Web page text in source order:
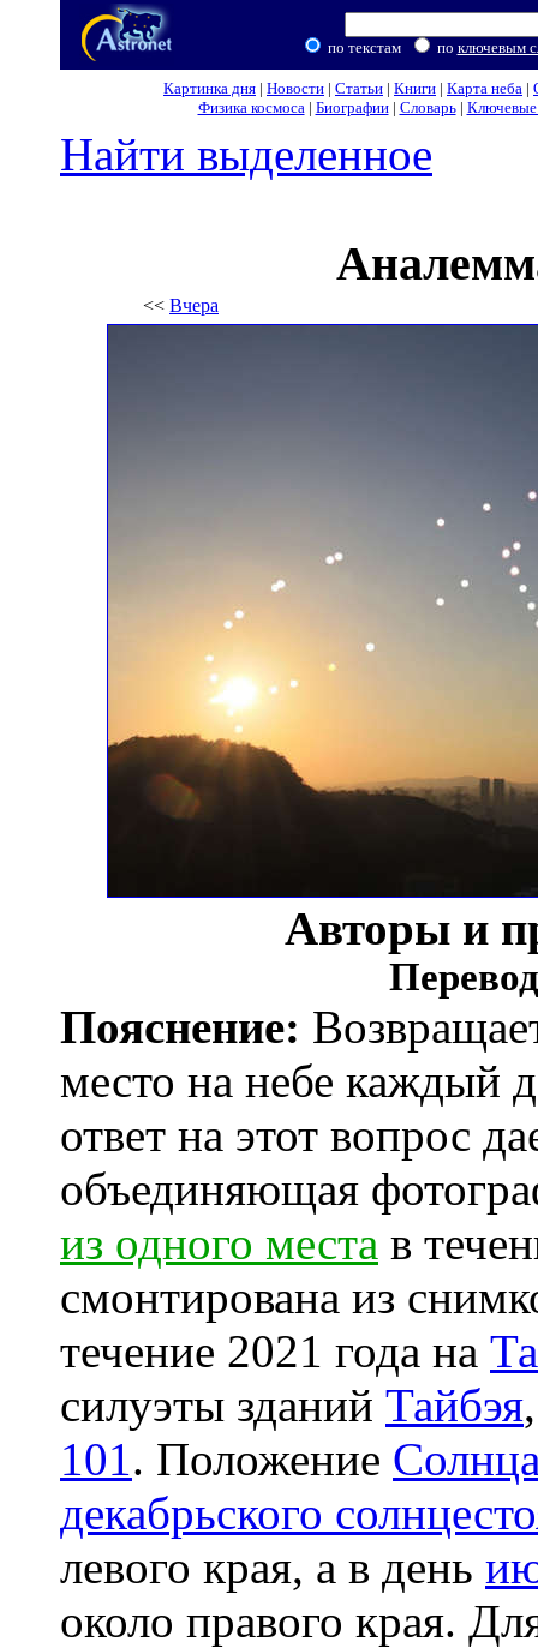
по текстам по ключевым
Картинка дня | Новости | Статьи | Книги | Карта неба |
Физика космоса| Биографии| Словарь| Ключевые
Найти выделенное
<< Вчера
Авторы и
Пояснение:
место на небе каждый
ответ на этот вопрос
объединяющая
из одного места в
смонтирована из
течение 2021 года на
силуэты зданий Тайбэя
101. Положение
декабрьского
левого края, а в день
около правого края.